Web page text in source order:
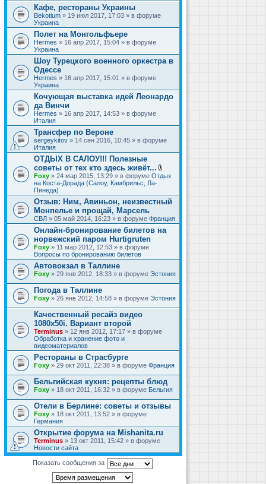
Кафе, рестораны Украины
Bekotium » 19 июл 2017, 17:03 » в форуме
Украина
Полет на Монгольфьере
Hermes » 16 апр 2017, 15:04 » в форуме
Украина
Шоу Турецкого военного оркестра в
Одессе
Hermes » 16 апр 2017, 15:01 » в форуме
Украина
Кочующая выставка идей Леонардо
да Винчи
Hermes » 16 апр 2017, 14:53 » в форуме
Италия
Трансфер по Вероне
sergeykitov » 14 сен 2016, 10:45 » в форуме
Италия
ОТДЫХ В САЛОУ!!! Полезные
советы от тех кто здесь живёт...
В
л
ж
е
и
я
Foxy » 24 мар 2015, 13:29 » в форуме Отдых
на Коста-Дорада (Салоу, Камбрильс, Ла-
Пинеда)
Отзыв: Ним, Авиньон, неизвестный
Монпелье и прощай, Марсель
СВЛ » 05 май 2014, 16:23 » в форуме Франция
Онлайн-бронирование билетов на
норвежский паром Hurtigruten
Foxy » 11 мар 2012, 12:53 » в форуме
Вопросы по бронированию билетов
Автовокзал в Таллине
Foxy » 29 янв 2012, 18:33 » в форуме Эстония
Погода в Таллине
Foxy » 26 янв 2012, 14:58 » в форуме Эстония
Качественный ресайз видео
1080x50i. Вариант второй
Terminus » 12 янв 2012, 17:17 » в форуме
Обработка и хранение фото и
видеоматериалов
Рестораны в Страсбурге
Foxy » 29 окт 2011, 22:38 » в форуме Франция
Бельгийская кухня: рецепты блюд
Foxy » 18 окт 2011, 16:32 » в форуме Бельгия
Отели в Берлине: советы и отзывы
Foxy » 18 окт 2011, 13:52 » в форуме
Германия
Открытие форума на Mishanita.ru
Terminus » 13 окт 2011, 15:42 » в форуме
Новости сайта
Показать сообщения за